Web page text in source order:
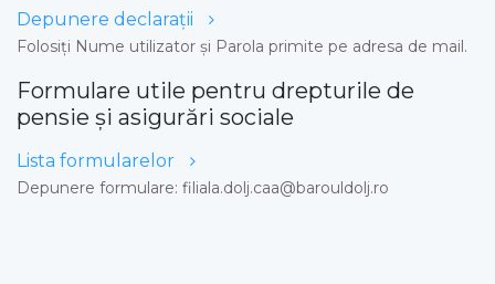
Depunere declaraţii
Folosiți Nume utilizator și Parola primite pe adresa de mail.
Formulare utile pentru drepturile de
pensie și asigurări sociale
Lista formularelor
Depunere formulare: filiala.dolj.caa@barouldolj.ro